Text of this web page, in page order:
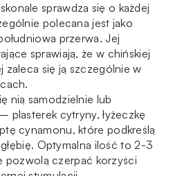
sprawdza się o każdej
polecana jest jako
przerwa. Jej
sprawiają, że w chińskiej
zaleca się ją szczególnie w
nią samodzielnie lub
plasterek cytryny, łyżeczkę
cynamonu, które podkreślą
Optymalna ilość to 2-3
pozwolą czerpać korzyści